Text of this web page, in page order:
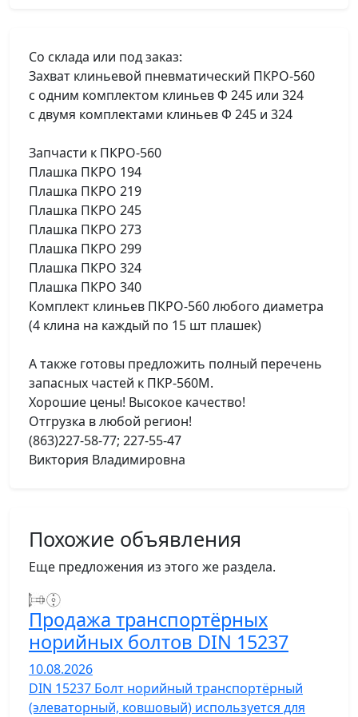
Со склада или под заказ:
Захват клиньевой пневматический ПКРО-560
с одним комплектом клиньев Ф 245 или 324
с двумя комплектами клиньев Ф 245 и 324
Запчасти к ПКРО-560
Плашка ПКРО 194
Плашка ПКРО 219
Плашка ПКРО 245
Плашка ПКРО 273
Плашка ПКРО 299
Плашка ПКРО 324
Плашка ПКРО 340
Комплект клиньев ПКРО-560 любого диаметра
(4 клина на каждый по 15 шт плашек)
А также готовы предложить полный перечень
запасных частей к ПКР-560М.
Хорошие цены! Высокое качество!
Отгрузка в любой регион!
(863)227-58-77; 227-55-47
Виктория Владимировна
Похожие объявления
Еще предложения из этого же раздела.
Продажа транспортёрных
норийных болтов DIN 15237
10.08.2026
DIN 15237 Болт норийный транспортёрный
(элеваторный, ковшовый) используется для